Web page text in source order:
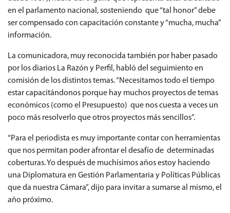
en el parlamento nacional, sosteniendo que “tal honor” debe
ser compensado con capacitación constante y “mucha, mucha”
información.
La comunicadora, muy reconocida también por haber pasado
por los diarios La Razón y Perfil, habló del seguimiento en
comisión de los distintos temas. “Necesitamos todo el tiempo
estar capacitándonos porque hay muchos proyectos de temas
económicos (como el Presupuesto) que nos cuesta a veces un
poco más resolverlo que otros proyectos más sencillos”.
“Para el periodista es muy importante contar con herramientas
que nos permitan poder afrontar el desafío de determinadas
coberturas. Yo después de muchísimos años estoy haciendo
una Diplomatura en Gestión Parlamentaria y Políticas Públicas
que da nuestra Cámara”, dijo para invitar a sumarse al mismo, el
año próximo.